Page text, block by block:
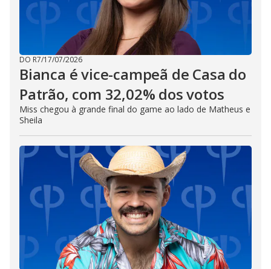
DO R7/17/07/2026
Bianca é vice-campeã de Casa do
Patrão, com 32,02% dos votos
Miss chegou à grande final do game ao lado de Matheus e
Sheila